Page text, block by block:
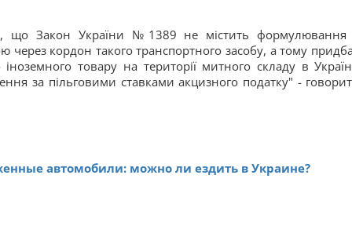
що Закон України №1389 не містить формулювання
через кордон такого транспортного засобу, а тому
товару на території митного складу в
за пільговими ставками акцизного податку" -
автомобили: можно ли ездить в Украине?